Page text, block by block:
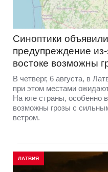
Синоптики
предупреждение
востоке возможны
В четверг, 6 августа, в
при этом местами
На юге страны, особенно
возможны грозы с
ветром.
ЛАТВИЯ